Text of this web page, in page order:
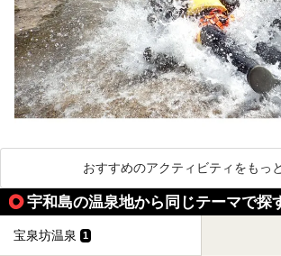
おすすめのアクティビティをもっ
宇和島の温泉地から同じテーマで探
宝泉坊温泉 1